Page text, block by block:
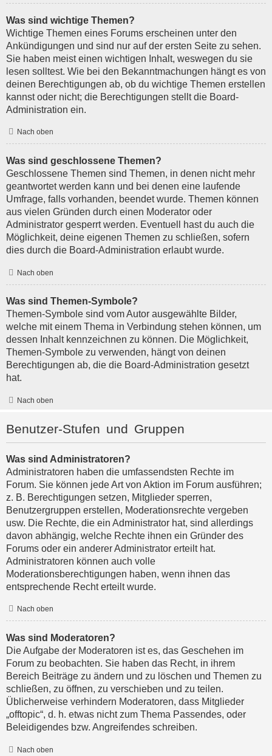
Was sind wichtige Themen?
Wichtige Themen eines Forums erscheinen unter den
Ankündigungen und sind nur auf der ersten Seite zu sehen.
Sie haben meist einen wichtigen Inhalt, weswegen du sie
lesen solltest. Wie bei den Bekanntmachungen hängt es von
deinen Berechtigungen ab, ob du wichtige Themen erstellen
kannst oder nicht; die Berechtigungen stellt die Board-
Administration ein.
Nach oben
Was sind geschlossene Themen?
Geschlossene Themen sind Themen, in denen nicht mehr
geantwortet werden kann und bei denen eine laufende
Umfrage, falls vorhanden, beendet wurde. Themen können
aus vielen Gründen durch einen Moderator oder
Administrator gesperrt werden. Eventuell hast du auch die
Möglichkeit, deine eigenen Themen zu schließen, sofern
dies durch die Board-Administration erlaubt wurde.
Nach oben
Was sind Themen-Symbole?
Themen-Symbole sind vom Autor ausgewählte Bilder,
welche mit einem Thema in Verbindung stehen können, um
dessen Inhalt kennzeichnen zu können. Die Möglichkeit,
Themen-Symbole zu verwenden, hängt von deinen
Berechtigungen ab, die die Board-Administration gesetzt
hat.
Nach oben
Benutzer-Stufen und Gruppen
Was sind Administratoren?
Administratoren haben die umfassendsten Rechte im
Forum. Sie können jede Art von Aktion im Forum ausführen;
z. B. Berechtigungen setzen, Mitglieder sperren,
Benutzergruppen erstellen, Moderationsrechte vergeben
usw. Die Rechte, die ein Administrator hat, sind allerdings
davon abhängig, welche Rechte ihnen ein Gründer des
Forums oder ein anderer Administrator erteilt hat.
Administratoren können auch volle
Moderationsberechtigungen haben, wenn ihnen das
entsprechende Recht erteilt wurde.
Nach oben
Was sind Moderatoren?
Die Aufgabe der Moderatoren ist es, das Geschehen im
Forum zu beobachten. Sie haben das Recht, in ihrem
Bereich Beiträge zu ändern und zu löschen und Themen zu
schließen, zu öffnen, zu verschieben und zu teilen.
Üblicherweise verhindern Moderatoren, dass Mitglieder
„offtopic“, d. h. etwas nicht zum Thema Passendes, oder
Beleidigendes bzw. Angreifendes schreiben.
Nach oben